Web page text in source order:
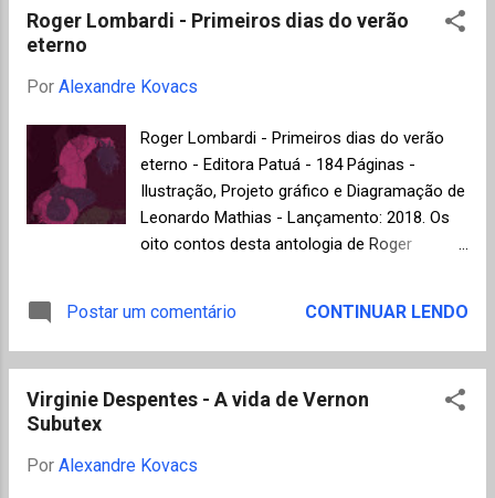
R$ 100 mil. Para a versão 2019, o evento
Literatura (Conto, Crônica, HQ, Infantil,
Biografia, Documentário e Reportagens,
Economia Criativa e Humanidades), Livro
(Capa, Ilustração, Impressão, Projeto
Gráfico e Tradução) e Inovação (Fomento à
Leitura e Livro Brasileiro Publicado no
finalistas das categorias de romance, conto
clique aqui para conhecer os finalist...
Roger Lombardi - Primeiros dias do verão
eterno
Por Alexandre Kovacs
Roger Lombardi - Primeiros dias do verão
eterno - Editora Patuá - 184 Páginas -
Ilustração, Projeto gráfico e Diagramação de
Leonardo Mathias - Lançamento: 2018. Os
oito contos desta antologia de Roger
convencionou chamar de literatura
fantástica. Na verdade, sem que o autor
no espaço, algumas das narrativas
contudo, essa impressão é desfeita ao
Postar um comentário CONTINUAR LENDO
Virginie Despentes - A vida de Vernon
Subutex
Por Alexandre Kovacs